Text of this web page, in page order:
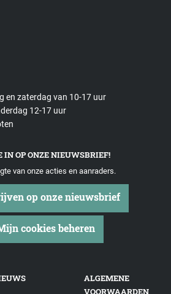
en zaterdag van 10-17 uur
12-17 uur
IN OP ONZE NIEUWSBRIEF!
van onze acties en aanraders.
op onze nieuwsbrief
cookies beheren
ALGEMENE
VOORWAARDEN